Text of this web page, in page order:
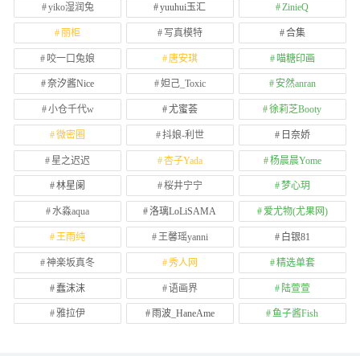
yiko湿润兔 yuuhui玉汇 ZinieQ
丽柜 写真模特 合集
咬一口兔娘 唐安琪 喵糖印画
奈汐酱Nice 妲己_Toxic 安然anran
小仓千代w 尤蜜荟 徐莉芝Booty
微密圈 抖娘-利世 日奈娇
星之迟迟 杏子Yada 杨晨晨Yome
林星阑 桜井宁宁 梦心玥
水淼aqua 洛璃LoLiSAMA 爱尤物(尤果网)
王雨纯 王馨瑶yanni 白银81
神楽坂真冬 秀人网 精选单套
蠢沫沫 语画界 陆萱萱
雅拉伊 雨波_HaneAme 鱼子酱Fish